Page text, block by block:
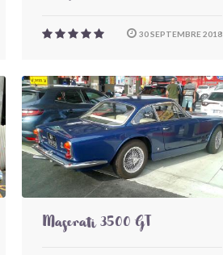
30 SEPTEMBRE 2018
Maserati 3500 GT